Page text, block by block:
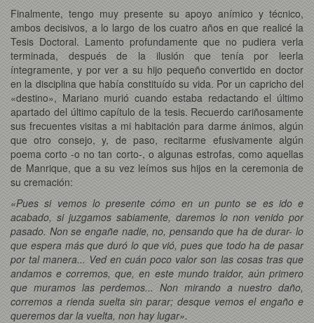
Finalmente, tengo muy presente su apoyo anímico y técnico,
ambos decisivos, a lo largo de los cuatro años en que realicé la
Tesis Doctoral. Lamento profundamente que no pudiera verla
terminada, después de la ilusión que tenía por leerla
íntegramente, y por ver a su hijo pequeño convertido en doctor
en la disciplina que había constituído su vida. Por un capricho del
«destino», Mariano murió cuando estaba redactando el último
apartado del último capítulo de la tesis. Recuerdo cariñosamente
sus frecuentes visitas a mi habitación para darme ánimos, algún
que otro consejo, y, de paso, recitarme efusivamente algún
poema corto -o no tan corto-, o algunas estrofas, como aquellas
de Manrique, que a su vez leímos sus hijos en la ceremonia de
su cremación:
«Pues si vemos lo presente cómo en un punto se es ido e
acabado, si juzgamos sabiamente, daremos lo non venido por
pasado. Non se engañe nadie, no, pensando que ha de durar- lo
que espera más que duró lo que vió, pues que todo ha de pasar
por tal manera... Ved en cuán poco valor son las cosas tras que
andamos e corremos, que, en este mundo traidor, aún primero
que muramos las perdemos... Non mirando a nuestro daño,
corremos a rienda suelta sin parar; desque vemos el engaño e
queremos dar la vuelta, non hay lugar».